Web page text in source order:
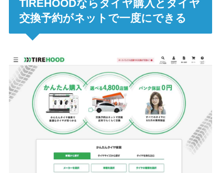
TIREHOODならタイヤ購入とタイヤ
交換予約がネットで一度にできる